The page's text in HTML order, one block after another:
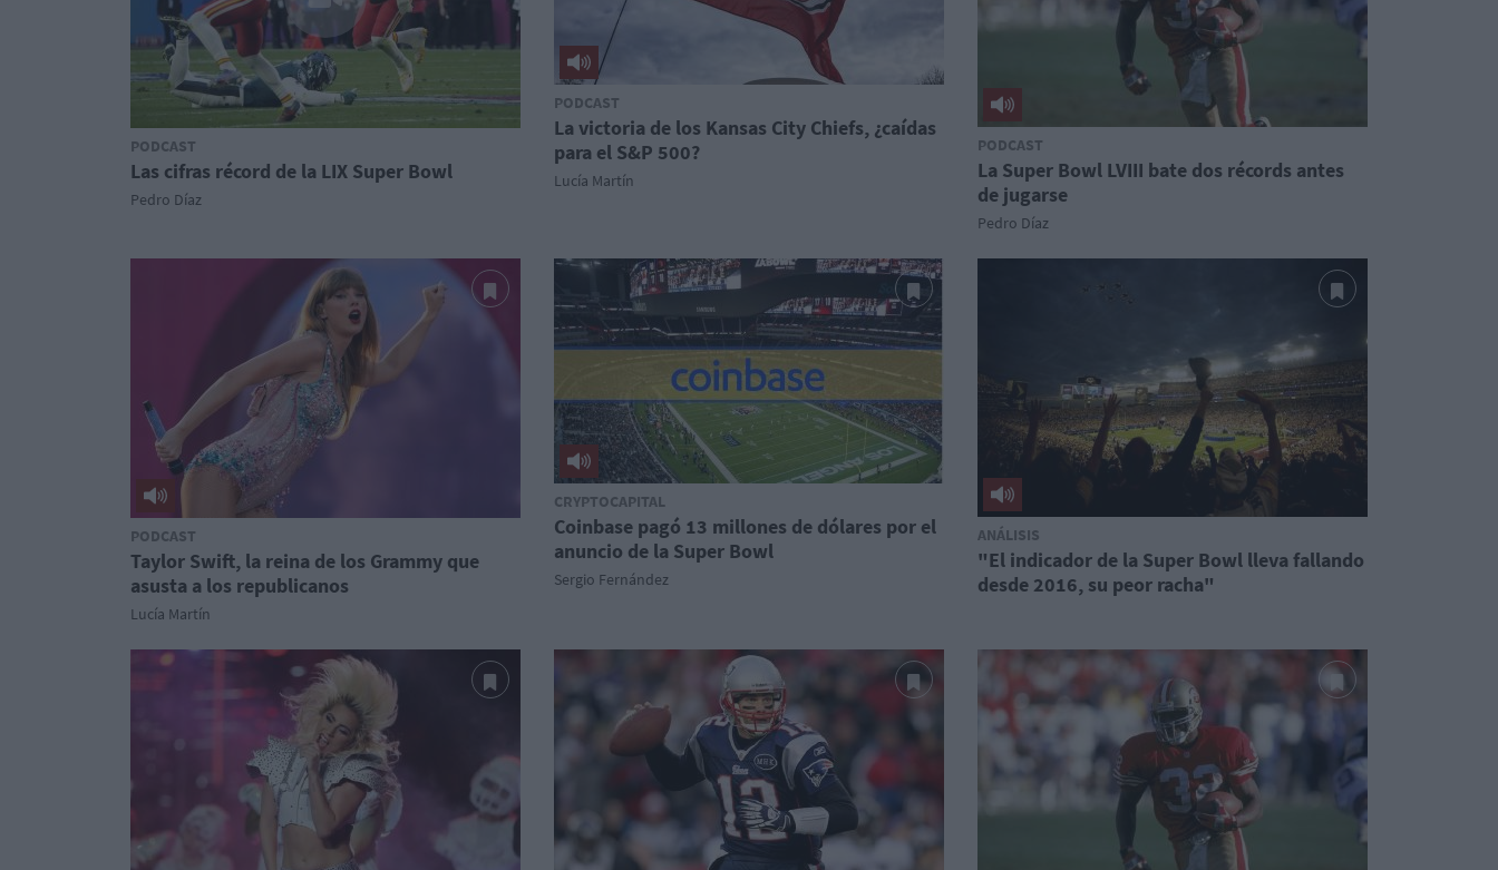
PODCAST
Las cifras récord de la LIX Super Bowl
Pedro Díaz
PODCAST
La victoria de los Kansas City Chiefs, ¿caídas
para el S&P 500?
Lucía Martín
PODCAST
La Super Bowl LVIII bate dos récords antes
de jugarse
Pedro Díaz
PODCAST
Taylor Swift, la reina de los Grammy que
asusta a los republicanos
Lucía Martín
CRYPTOCAPITAL
Coinbase pagó 13 millones de dólares por el
anuncio de la Super Bowl
Sergio Fernández
ANÁLISIS
"El indicador de la Super Bowl lleva fallando
desde 2016, su peor racha"